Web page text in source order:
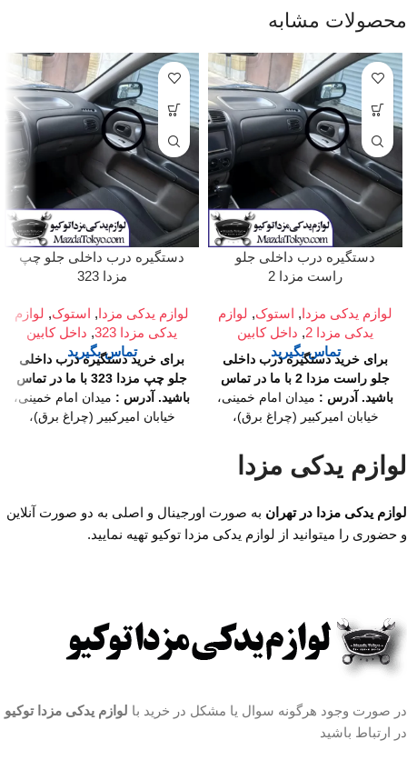
محصولات مشابه
دستگیره درب داخلی جلو
راست مزدا 2
لوازم یدکی مزدا, استوک, لوازم
یدکی مزدا 2
, داخل کابین
تماس بگیرید
برای خرید دستگیره درب داخلی
جلو راست مزدا 2 با ما در تماس
باشید. آدرس : میدان امام خمینی،
خیابان امیرکبیر (چراغ برق)،
سپهر، طبقه اول واحد F124
ساعت کار فروشگاه :روزهای
ها ساعت 9 الی 14
شماره تماس
ما :
تلفن 02136617441 موبایل
دستگیره درب داخلی جلو چپ
مزدا 323
لوازم یدکی مزدا, استوک, لوازم
یدکی مزدا 323
, داخل کابین
تماس بگیرید
برای خرید دستگیره درب داخلی
جلو چپ مزدا 323 با ما در تماس
باشید. آدرس : میدان امام خمینی،
خیابان امیرکبیر (چراغ برق)،
ها ساعت 9 الی 14
شماره تماس
ما :
لوازم یدکی مزدا
لوازم یدکی مزدا در تهران به صورت اورجینال و اصلی به دو صورت آنلاین
و حضوری را میتوانید از لوازم یدکی مزدا توکیو تهیه نمایید.
در صورت وجود هرگونه سوال یا مشکل در خرید با لوازم یدکی مزدا توکیو
در ارتباط باشید